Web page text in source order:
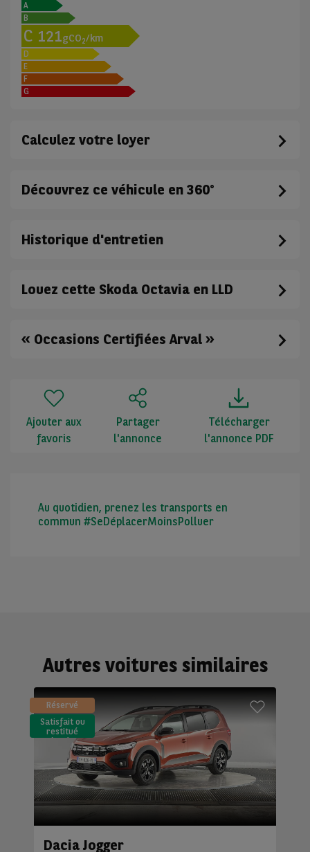
A
B
C 121gCO2/km
D
E
F
G
Calculez votre loyer
Découvrez ce véhicule en 360°
Historique d'entretien
Louez cette Skoda Octavia en LLD
« Occasions Certifiées Arval »
Ajouter aux
favoris
Partager
l'annonce
Télécharger
l'annonce PDF
Au quotidien, prenez les transports en
commun #SeDéplacerMoinsPolluer
Autres voitures similaires
Réservé
Satisfait ou
restitué
(LLD)*
Dacia Jogger